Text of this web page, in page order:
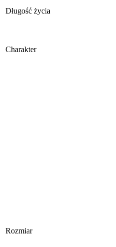
Długość życia
Charakter
Rozmiar